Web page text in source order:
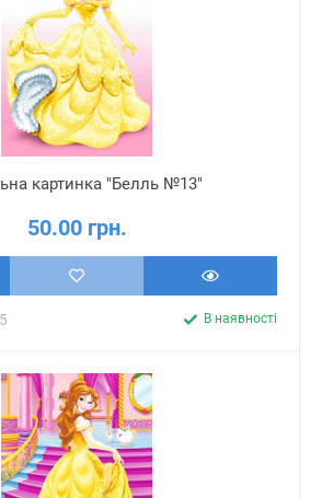
картинка "Белль №13"
50.00 грн.
В наявності